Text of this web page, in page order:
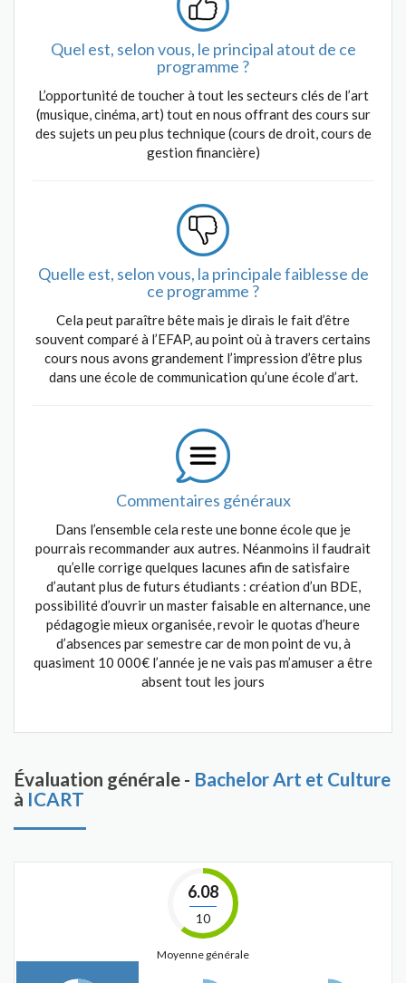
Quel est, selon vous, le principal atout de ce
programme ?
L’opportunité de toucher à tout les secteurs clés de l’art
(musique, cinéma, art) tout en nous offrant des cours sur
des sujets un peu plus technique (cours de droit, cours de
gestion financière)
Quelle est, selon vous, la principale faiblesse de
ce programme ?
Cela peut paraître bête mais je dirais le fait d’être
souvent comparé à l’EFAP, au point où à travers certains
cours nous avons grandement l’impression d’être plus
dans une école de communication qu’une école d’art.
Commentaires généraux
Dans l’ensemble cela reste une bonne école que je
pourrais recommander aux autres. Néanmoins il faudrait
qu’elle corrige quelques lacunes afin de satisfaire
d’autant plus de futurs étudiants : création d’un BDE,
possibilité d’ouvrir un master faisable en alternance, une
pédagogie mieux organisée, revoir le quotas d’heure
d’absences par semestre car de mon point de vu, à
quasiment 10 000€ l’année je ne vais pas m’amuser a être
absent tout les jours
Évaluation générale - Bachelor Art et Culture
à ICART
6.08
10
Moyenne générale